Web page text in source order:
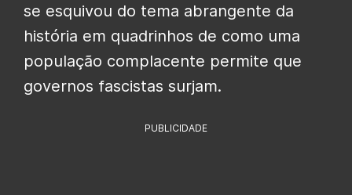
se esquivou do tema abrangente da
história em quadrinhos de como uma
população complacente permite que
governos fascistas surjam.
PUBLICIDADE